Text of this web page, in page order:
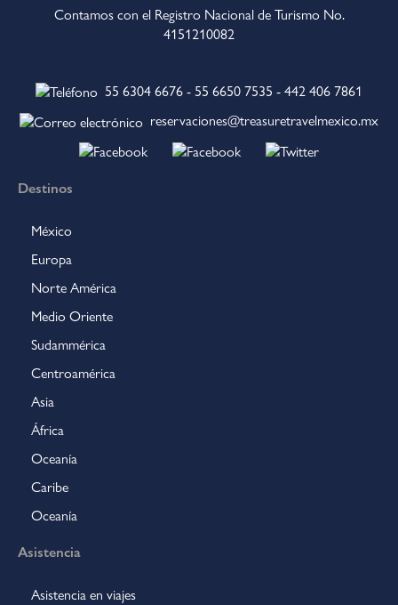
Contamos con el Registro Nacional de Turismo No.
4151210082
55 6304 6676 - 55 6650 7535 - 442 406 7861
reservaciones@treasuretravelmexico.mx
Destinos
México
Europa
Norte América
Medio Oriente
Sudammérica
Centroamérica
Asia
África
Oceanía
Caribe
Oceanía
Asistencia
Asistencia en viajes